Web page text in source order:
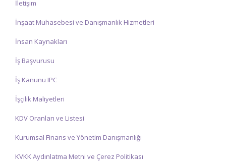
İletişim
İnşaat Muhasebesi ve Danışmanlık Hizmetleri
İnsan Kaynakları
İş Başvurusu
İş Kanunu IPC
İşçilik Maliyetleri
KDV Oranları ve Listesi
Kurumsal Finans ve Yönetim Danışmanlığı
KVKK Aydınlatma Metni ve Çerez Politikası